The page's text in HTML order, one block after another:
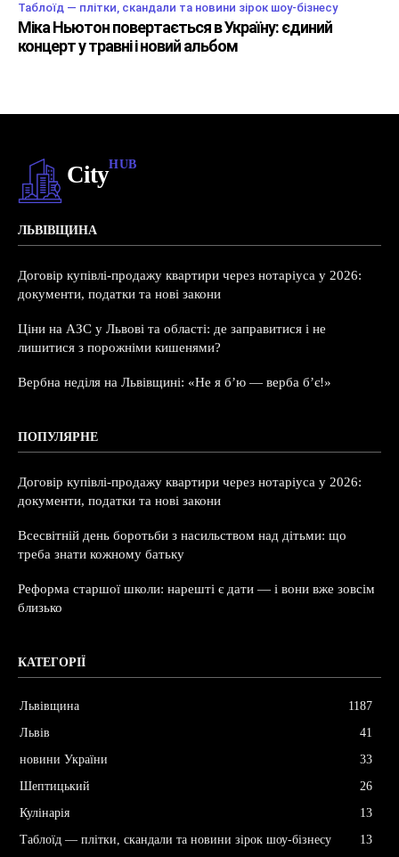
Таблоїд — плітки, скандали та новини зірок шоу-бізнесу
Міка Ньютон повертається в Україну: єдиний
концерт у травні і новий альбом
CityHUB
ЛЬВІВЩИНА
Договір купівлі-продажу квартири через нотаріуса у 2026:
документи, податки та нові закони
Ціни на АЗС у Львові та області: де заправитися і не
лишитися з порожніми кишенями?
Вербна неділя на Львівщині: «Не я б’ю — верба б’є!»
ПОПУЛЯРНЕ
Договір купівлі-продажу квартири через нотаріуса у 2026:
документи, податки та нові закони
Всесвітній день боротьби з насильством над дітьми: що
треба знати кожному батьку
Реформа старшої школи: нарешті є дати — і вони вже зовсім
близько
КАТЕГОРІЇ
Львівщина
1187
Львів
41
новини України
33
Шептицький
26
Кулінарія
13
Таблоїд — плітки, скандали та новини зірок шоу-бізнесу
13